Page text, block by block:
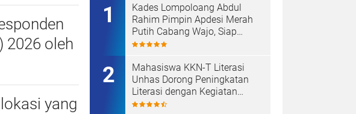
2026 oleh
Wajo di
yang
Kades Lompoloang Abdul
Rahim Pimpin Apdesi Merah
Putih Cabang Wajo, Siap
Kawal Koperasi Merah Putih
Mahasiswa KKN-T Literasi
Unhas Dorong Peningkatan
Literasi dengan Kegiatan
Membaca Nyaring dan Cerdas